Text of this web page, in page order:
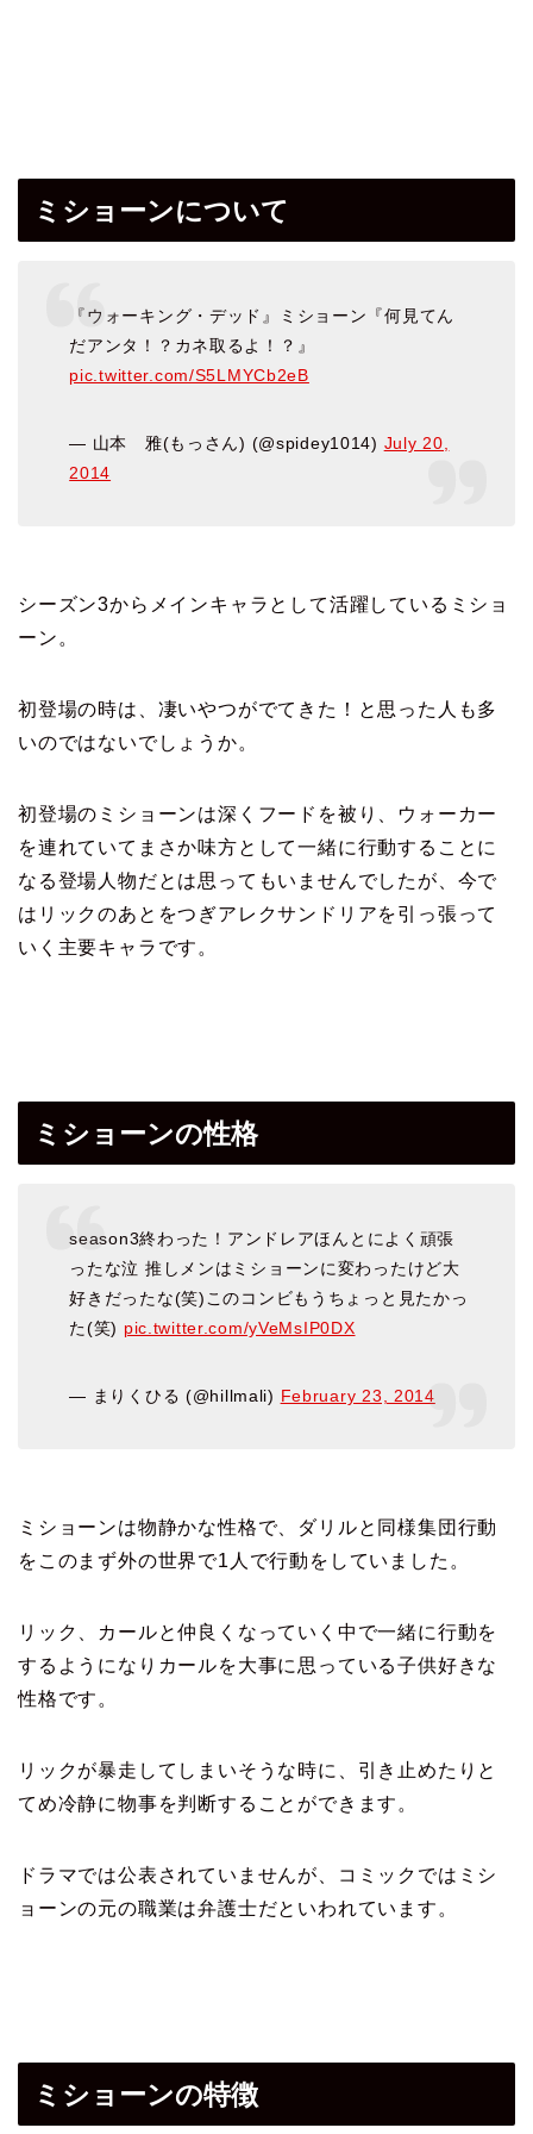
ミショーンについて
『ウォーキング・デッド』ミショーン『何見てん
だアンタ！？カネ取るよ！？』
pic.twitter.com/S5LMYCb2eB
— 山本 雅(もっさん) (@spidey1014) July 20,
2014
シーズン3からメインキャラとして活躍しているミショ
ーン。
初登場の時は、凄いやつがでてきた！と思った人も多
いのではないでしょうか。
初登場のミショーンは深くフードを被り、ウォーカー
を連れていてまさか味方として一緒に行動することに
なる登場人物だとは思ってもいませんでしたが、今で
はリックのあとをつぎアレクサンドリアを引っ張って
いく主要キャラです。
ミショーンの性格
season3終わった！アンドレアほんとによく頑張
ったな泣 推しメンはミショーンに変わったけど大
好きだったな(笑)このコンビもうちょっと見たかっ
た(笑) pic.twitter.com/yVeMsIP0DX
— まりくひる (@hillmali) February 23, 2014
ミショーンは物静かな性格で、ダリルと同様集団行動
をこのまず外の世界で1人で行動をしていました。
リック、カールと仲良くなっていく中で一緒に行動を
するようになりカールを大事に思っている子供好きな
性格です。
リックが暴走してしまいそうな時に、引き止めたりと
てめ冷静に物事を判断することができます。
ドラマでは公表されていませんが、コミックではミシ
ョーンの元の職業は弁護士だといわれています。
ミショーンの特徴